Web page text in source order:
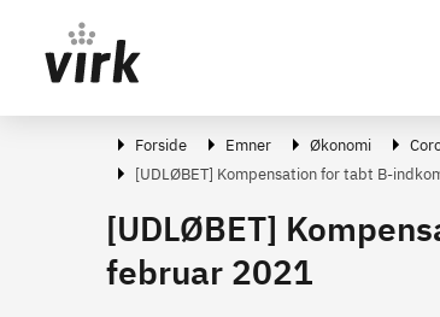
Forside Emner Økonomi
[UDLØBET] Kompensation for tabt B-
[UDLØBET]
februar 2021